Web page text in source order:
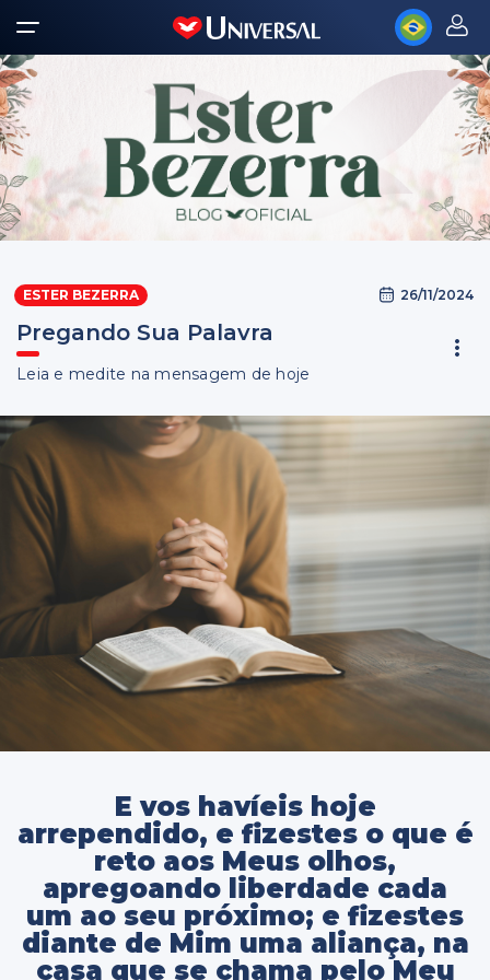
ESTER BEZERRA 26/11/2024
Pregando Sua Palavra
Leia e medite na mensagem de hoje
E vos havíeis hoje
arrependido, e fizestes o que é
reto aos Meus olhos,
apregoando liberdade cada
um ao seu próximo; e fizestes
diante de Mim uma aliança, na
casa que se chama pelo Meu